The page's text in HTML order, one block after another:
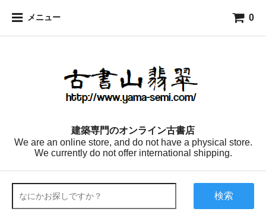
メニュー 0
建築専門のオンライン古書店
We are an online store, and do not have a physical store.
We currently do not offer international shipping.
検索